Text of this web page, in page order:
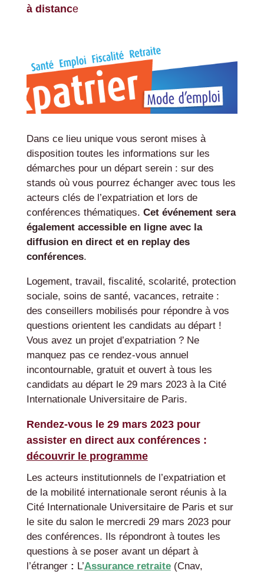
à distance
Dans ce lieu unique vous seront mises à
disposition toutes les informations sur les
démarches pour un départ serein : sur des
stands où vous pourrez échanger avec tous les
acteurs clés de l’expatriation et lors de
conférences thématiques. Cet événement sera
également accessible en ligne avec la
diffusion en direct et en replay des
conférences.
Logement, travail, fiscalité, scolarité, protection
sociale, soins de santé, vacances, retraite :
des conseillers mobilisés pour répondre à vos
questions orientent les candidats au départ !
Vous avez un projet d’expatriation ? Ne
manquez pas ce rendez-vous annuel
incontournable, gratuit et ouvert à tous les
candidats au départ le 29 mars 2023 à la Cité
Internationale Universitaire de Paris.
Rendez-vous le 29 mars 2023 pour
assister en direct aux conférences :
découvrir le programme
Les acteurs institutionnels de l’expatriation et
de la mobilité internationale seront réunis à la
Cité Internationale Universitaire de Paris et sur
le site du salon le mercredi 29 mars 2023 pour
des conférences. Ils répondront à toutes les
questions à se poser avant un départ à
l’étranger: L’Assurance retraite(Cnav,